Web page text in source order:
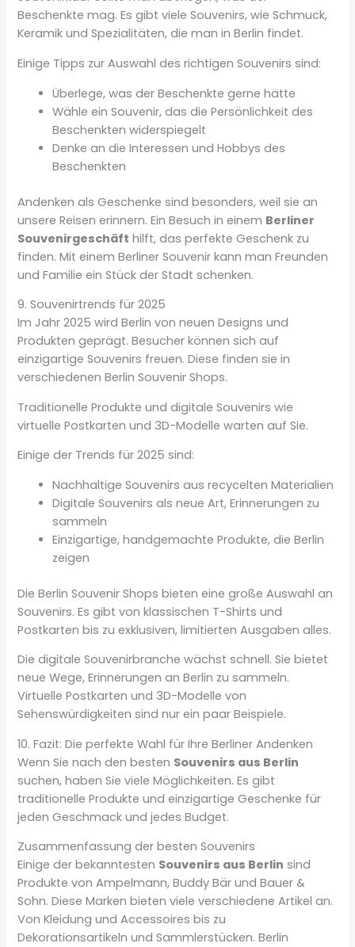
Beschenkte mag. Es gibt viele Souvenirs, wie Schmuck,
Keramik und Spezialitäten, die man in Berlin findet.
Einige Tipps zur Auswahl des richtigen Souvenirs sind:
Überlege, was der Beschenkte gerne hätte
Wähle ein Souvenir, das die Persönlichkeit des
Beschenkten widerspiegelt
Denke an die Interessen und Hobbys des
Beschenkten
Andenken als Geschenke sind besonders, weil sie an
unsere Reisen erinnern. Ein Besuch in einem Berliner
Souvenirgeschäft hilft, das perfekte Geschenk zu
finden. Mit einem Berliner Souvenir kann man Freunden
und Familie ein Stück der Stadt schenken.
9. Souvenirtrends für 2025
Im Jahr 2025 wird Berlin von neuen Designs und
Produkten geprägt. Besucher können sich auf
einzigartige Souvenirs freuen. Diese finden sie in
verschiedenen Berlin Souvenir Shops.
Traditionelle Produkte und digitale Souvenirs wie
virtuelle Postkarten und 3D-Modelle warten auf Sie.
Einige der Trends für 2025 sind:
Nachhaltige Souvenirs aus recycelten Materialien
Digitale Souvenirs als neue Art, Erinnerungen zu
sammeln
Einzigartige, handgemachte Produkte, die Berlin
zeigen
Die Berlin Souvenir Shops bieten eine große Auswahl an
Souvenirs. Es gibt von klassischen T-Shirts und
Postkarten bis zu exklusiven, limitierten Ausgaben alles.
Die digitale Souvenirbranche wächst schnell. Sie bietet
neue Wege, Erinnerungen an Berlin zu sammeln.
Virtuelle Postkarten und 3D-Modelle von
Sehenswürdigkeiten sind nur ein paar Beispiele.
10. Fazit: Die perfekte Wahl für Ihre Berliner Andenken
Wenn Sie nach den besten Souvenirs aus Berlin
suchen, haben Sie viele Möglichkeiten. Es gibt
traditionelle Produkte und einzigartige Geschenke für
jeden Geschmack und jedes Budget.
Zusammenfassung der besten Souvenirs
Einige der bekanntesten Souvenirs aus Berlin sind
Produkte von Ampelmann, Buddy Bär und Bauer &
Sohn. Diese Marken bieten viele verschiedene Artikel an.
Von Kleidung und Accessoires bis zu
Dekorationsartikeln und Sammlerstücken. Berlin